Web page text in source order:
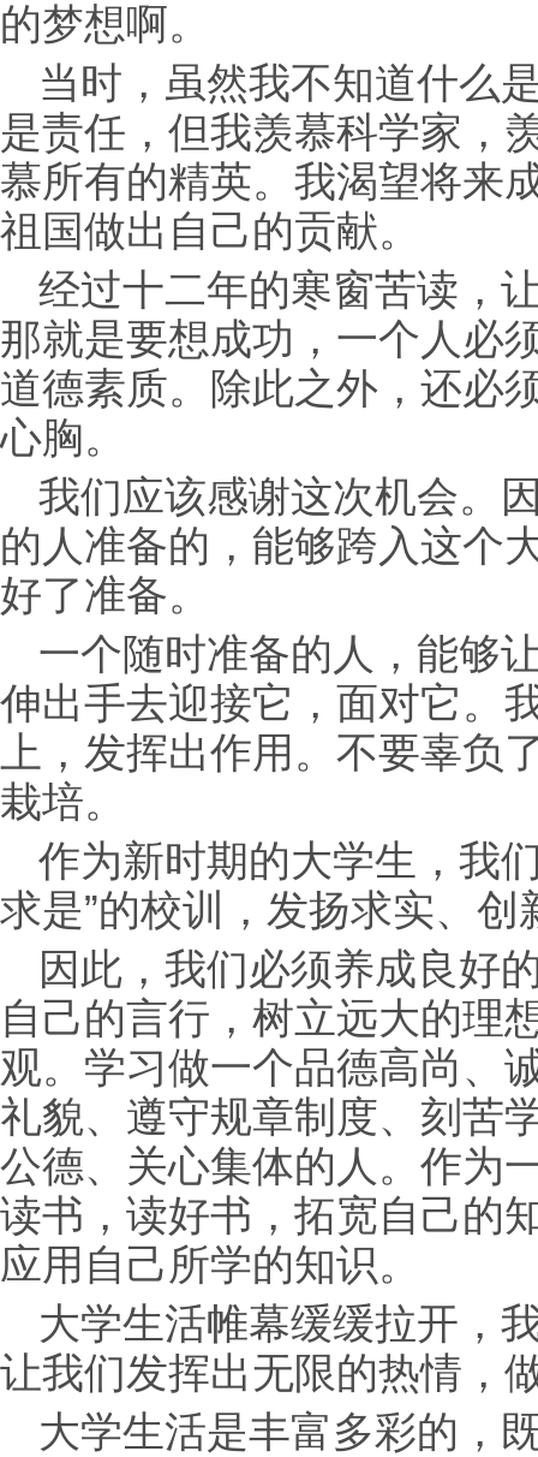
的梦想啊。
当时，虽然我不知道什么
是责任，但我羡慕科学家，
慕所有的精英。我渴望将来
祖国做出自己的贡献。
经过十二年的寒窗苦读，
那就是要想成功，一个人必
道德素质。除此之外，还必
心胸。
我们应该感谢这次机会。
的人准备的，能够跨入这个
好了准备。
一个随时准备的人，能够
伸出手去迎接它，面对它。
上，发挥出作用。不要辜负
栽培。
作为新时期的大学生，我
求是”的校训，发扬求实、
因此，我们必须养成良好
自己的言行，树立远大的理
观。学习做一个品德高尚、
礼貌、遵守规章制度、刻苦
公德、关心集体的人。作为
读书，读好书，拓宽自己的
应用自己所学的知识。
大学生活帷幕缓缓拉开，
让我们发挥出无限的热情，
大学生活是丰富多彩的，